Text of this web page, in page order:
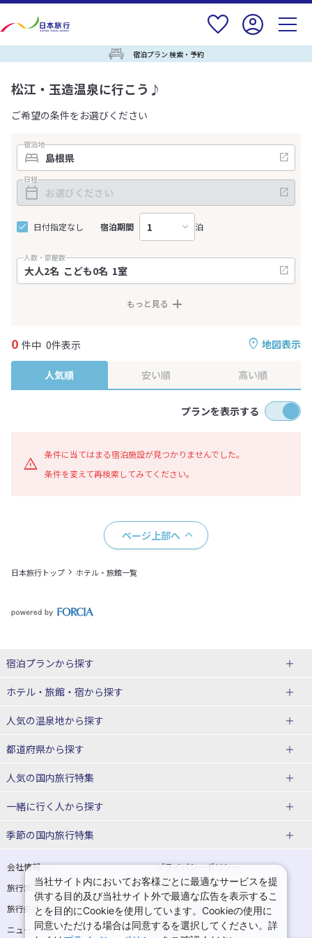
宿泊プラン 検索・予約
松江・玉造温泉に行こう♪
ご希望の条件をお選びください
宿泊地
日程
日付指定なし 宿泊期間 泊
人数・部屋数
もっと見る
地図表示
0 件中 0件表示
人気順 安い順 高い順
プランを表示する
条件に当てはまる宿泊施設が見つかりませんでした。
条件を変えて再検索してみてください。
ページ上部へ
日本旅行トップ ホテル・旅館一覧
宿泊プランから探す
北海道
東北
青森県
宮城県
山形県
関東
埼玉県 千葉県
茨城県 栃木県
ホテル・旅館・宿から探す
北海道ホテル・旅館
青森県ホテル・旅館
宮城県ホテル・旅館
山形県ホテル・旅館
東京都ホテル・旅館 神奈川県ホテル・旅館
埼玉県ホテル・旅館 千葉県ホテル・旅館
人気の温泉地から探す
北海道
湯の川温泉(北海道)
十勝川温泉(北海道)
洞爺湖温泉(北海道)
層雲峡温泉(北海道)
東北
花巻温泉(岩手) 蔵王温泉(山形)
都道府県から探す
北海道旅行・ツアー
東北
青森旅行・ツアー 岩手旅行・ツアー
宮城旅行・ツアー 秋田旅行・ツアー
山形旅行・ツアー 福島旅行・ツアー
人気の国内旅行特集
東京ディズニーリゾート®への旅
ユニバーサル・スタジオ・ジャパ
一緒に行く人から探す
一人旅 国内版
カップル・夫婦旅行 国内版 女子旅 国内版
卒業旅行・学生旅行 国内版
季節の国内旅行特集
桜・お花見特集
ゴールデンウィーク（GW）の国内
旅行
夏休み・お盆の国内旅行 7月の国内旅行
8月の国内旅行 9月の国内旅行
会社情報
プライバシーポリシー
旅行業登録票・約款
規約集
旅行条件書
商標について
ニュースリリース
採用情報
当社サイト内においてお客様ごとに最適なサービスを提
供する目的及び当社サイト外で最適な広告を表示するこ
とを目的にCookieを使用しています。Cookieの使用に
同意いただける場合は同意するを選択してください。詳